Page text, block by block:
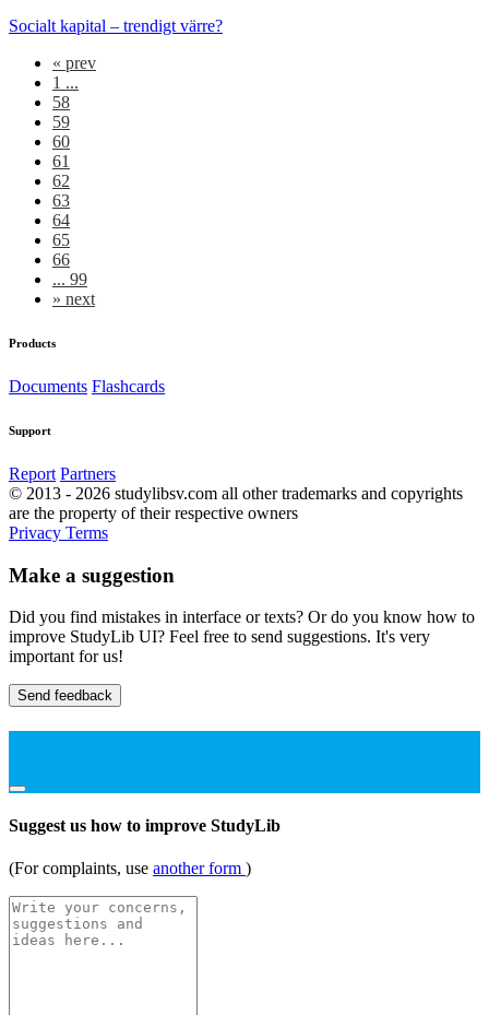
Socialt kapital – trendigt värre?
« prev
1 ...
58
59
60
61
62
63
64
65
66
... 99
» next
Products
Documents Flashcards
Support
Report Partners
© 2013 - 2026 studylibsv.com all other trademarks and copyrights
are the property of their respective owners
Privacy Terms
Make a suggestion
Did you find mistakes in interface or texts? Or do you know how to
improve StudyLib UI? Feel free to send suggestions. It's very
important for us!
Send feedback
Suggest us how to improve StudyLib
(For complaints, use another form )